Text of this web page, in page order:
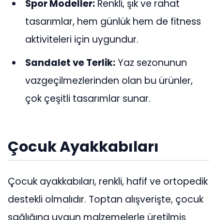
Spor Modeller: Renkli, şık ve rahat
tasarımlar, hem günlük hem de fitness
aktiviteleri için uygundur.
Sandalet ve Terlik:Yaz sezonunun
vazgeçilmezlerinden olan bu ürünler,
çok çeşitli tasarımlar sunar.
Çocuk Ayakkabıları
Çocuk ayakkabıları, renkli, hafif ve ortopedik
destekli olmalıdır. Toptan alışverişte, çocuk